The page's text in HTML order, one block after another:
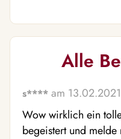
Alle
s**** am 13.02.2021
Wow wirklich ein
begeistert und